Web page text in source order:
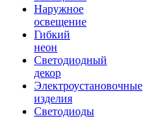
Наружное
освещение
Гибкий
неон
Светодиодный
декор
Электроустановочные
изделия
Светодиоды